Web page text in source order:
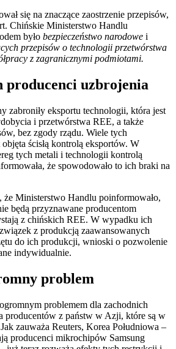
się na znaczące zaostrzenie przepisów,
Chińskie Ministerstwo Handlu
było bezpieczeństwo narodowe i
przepisów o technologii przetwórstwa
z zagranicznymi podmiotami.
producenci uzbrojenia
zabroniły eksportu technologii, która jest
i przetwórstwa REE, a także
bez zgody rządu. Wiele tych
ścisłą kontrolą eksportów. W
tych metali i technologii kontrolą
że spowodowało to ich braki na
że Ministerstwo Handlu poinformowało,
będą przyznawane producentom
z chińskich REE. W wypadku ich
z produkcją zaawansowanych
do ich produkcji, wnioski o pozwolenie
indywidualnie.
problem
problemem dla zachodnich
producentów z państw w Azji, które są w
zauważa Reuters, Korea Południowa –
producenci mikrochipów Samsung